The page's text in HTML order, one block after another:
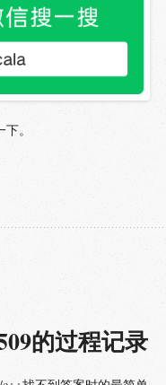
。
的过程记录